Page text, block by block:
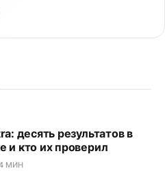
десять результатов в
и кто их проверил
МИН